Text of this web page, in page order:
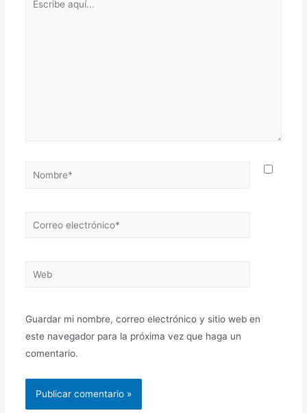
Guardar mi nombre, correo electrónico y sitio web en
este navegador para la próxima vez que haga un
comentario.